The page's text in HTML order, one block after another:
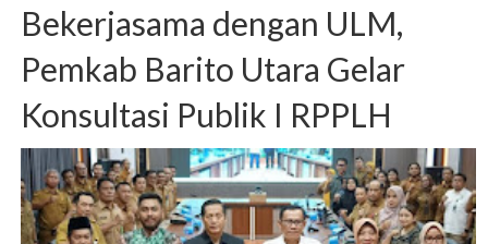
Bekerjasama dengan ULM,
Pemkab Barito Utara Gelar
Konsultasi Publik I RPPLH